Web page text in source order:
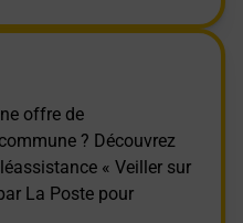
offre de
? Découvrez
« Veiller sur
La Poste pour